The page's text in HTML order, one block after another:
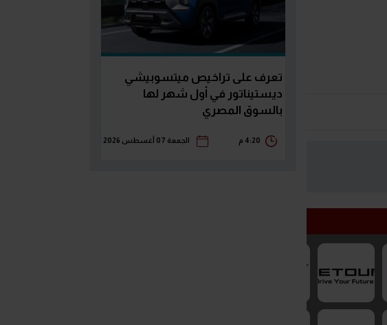
تعرف على تراخيص ميتسوبيشي
ديستيناتور في أول شهر لها
بالسوق المصري
4:20 م الجمعة 07 أغسطس 2026